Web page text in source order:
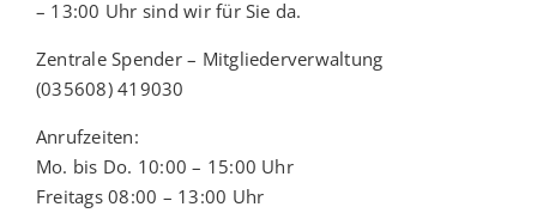
– 13:00 Uhr sind wir für Sie da.
Zentrale Spender – Mitgliederverwaltung
(035608) 419030
Anrufzeiten:
Mo. bis Do. 10:00 – 15:00 Uhr
Freitags 08:00 – 13:00 Uhr